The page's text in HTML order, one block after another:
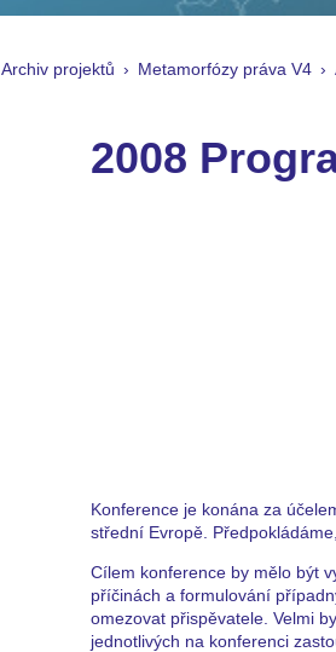
Archiv projektů Metamorfózy práva V4
2008
Konference je konána za
střední Evropě.
Cílem konference by mělo být
příčinách a formulování
omezovat přispěvatele. Velmi
jednotlivých na konferenci